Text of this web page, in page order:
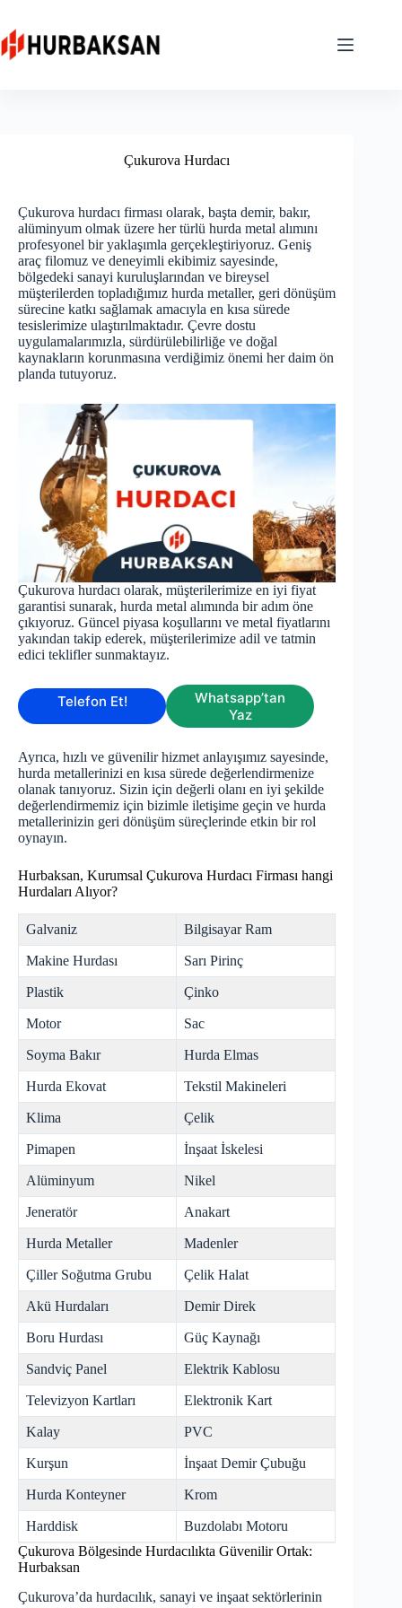
content
Çukurova Hurdacı
Çukurova hurdacı firması olarak, başta demir, bakır,
alüminyum olmak üzere her türlü hurda metal alımını
profesyonel bir yaklaşımla gerçekleştiriyoruz. Geniş
araç filomuz ve deneyimli ekibimiz sayesinde,
bölgedeki sanayi kuruluşlarından ve bireysel
müşterilerden topladığımız hurda metaller, geri dönüşüm
sürecine katkı sağlamak amacıyla en kısa sürede
tesislerimize ulaştırılmaktadır. Çevre dostu
uygulamalarımızla, sürdürülebilirliğe ve doğal
kaynakların korunmasına verdiğimiz önemi her daim ön
planda tutuyoruz.
Çukurova hurdacı olarak, müşterilerimize en iyi fiyat
garantisi sunarak, hurda metal alımında bir adım öne
çıkıyoruz. Güncel piyasa koşullarını ve metal fiyatlarını
yakından takip ederek, müşterilerimize adil ve tatmin
edici teklifler sunmaktayız.
Telefon Et!
Whatsapp’tan
Yaz
Ayrıca, hızlı ve güvenilir hizmet anlayışımız sayesinde,
hurda metallerinizi en kısa sürede değerlendirmenize
olanak tanıyoruz. Sizin için değerli olanı en iyi şekilde
değerlendirmemiz için bizimle iletişime geçin ve hurda
metallerinizin geri dönüşüm süreçlerinde etkin bir rol
oynayın.
Hurbaksan, Kurumsal Çukurova Hurdacı Firması hangi
Hurdaları Alıyor?
Galvaniz Bilgisayar Ram
Makine Hurdası Sarı Pirinç
Plastik Çinko
Motor Sac
Soyma Bakır Hurda Elmas
Hurda Ekovat Tekstil Makineleri
Klima Çelik
Pimapen İnşaat İskelesi
Alüminyum Nikel
Jeneratör Anakart
Hurda Metaller Madenler
Çiller Soğutma Grubu Çelik Halat
Akü Hurdaları Demir Direk
Boru Hurdası Güç Kaynağı
Sandviç Panel Elektrik Kablosu
Televizyon Kartları Elektronik Kart
Kalay PVC
Kurşun İnşaat Demir Çubuğu
Hurda Konteyner Krom
Harddisk
Buzdolabı Motoru
Çukurova Bölgesinde Hurdacılıkta Güvenilir Ortak:
Hurbaksan
Çukurova’da hurdacılık, sanayi ve inşaat sektörlerinin